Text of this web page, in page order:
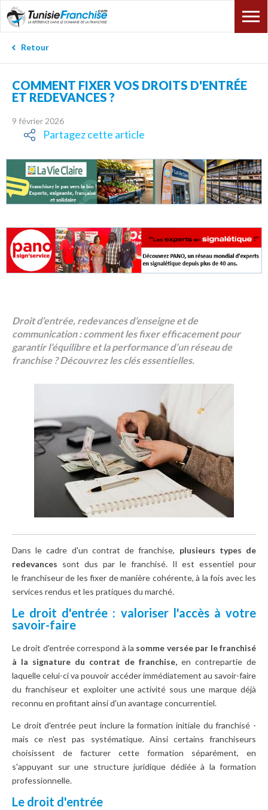
Retour
COMMENT FIXER VOS DROITS D'ENTRÉE
ET REDEVANCES ?
9 février 2026
Partagez cette article
Droit d’entrée, redevances d’enseigne et de
communication : comment les fixer efficacement pour
garantir l’équilibre et la performance d’un réseau de
franchise ? Découvrez les clés essentielles.
Dans le cadre d'un contrat de franchise, plusieurs types de
redevances sont dus par le franchisé. Il est essentiel pour
le franchiseur de les fixer de manière cohérente, à la fois avec les
services rendus et les pratiques du marché.
Le droit d'entrée : valoriser l'accès à votre
savoir-faire
Le droit d'entrée correspond à la somme versée par le franchisé
à la signature du contrat de franchise, en contrepartie de
laquelle celui-ci va pouvoir accéder immédiatement au savoir-faire
du franchiseur et exploiter une activité sous une marque déjà
reconnu en profitant ainsi d'un avantage concurrentiel.
Le droit d'entrée peut inclure la formation initiale du franchisé -
mais ce n'est pas systématique. Ainsi certains franchiseurs
choisissent de facturer cette formation séparément, en
s'appuyant sur une structure juridique dédiée à la formation
professionnelle.
Le droit d'entrée